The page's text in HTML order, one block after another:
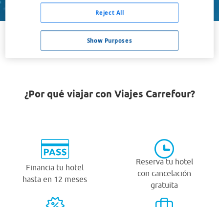
Buscar
VER TODOS LOS HOTELES BARATOS EN NERÍN
¿Por qué viajar con Viajes Carrefour?
Financia tu hotel
hasta en 12 meses
Reserva tu hotel
con cancelación
gratuita
Show Purposes
Reject All